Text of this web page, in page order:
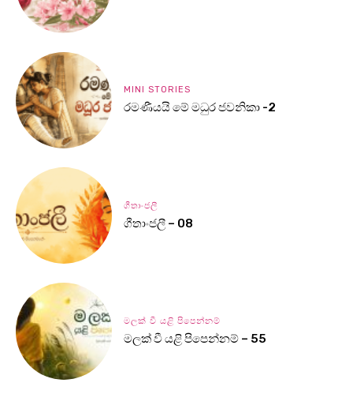
MINI STORIES
රමණීයයි මේ මධුර ජවනිකා -2
ගීතාංජලී
ගීතාංජලී – 08
මලක් වී යළි පිපෙන්නම්
මලක් වී යළි පිපෙන්නම් – 55